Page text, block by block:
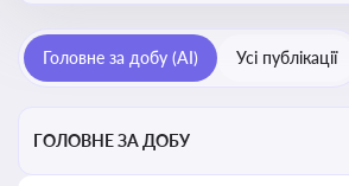
підприємств
Головне за добу (AI) Усі публікації
ГОЛОВНЕ ЗА ДОБУ